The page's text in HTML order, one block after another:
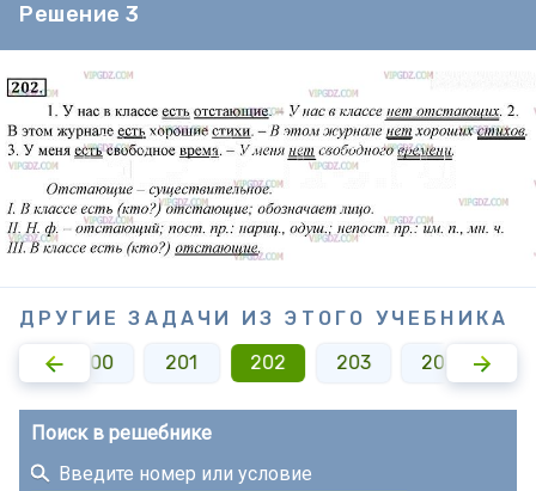
Решение 3
ДРУГИЕ ЗАДАЧИ ИЗ ЭТОГО УЧЕБНИКА
200 201 202 203 204
Поиск в решебнике